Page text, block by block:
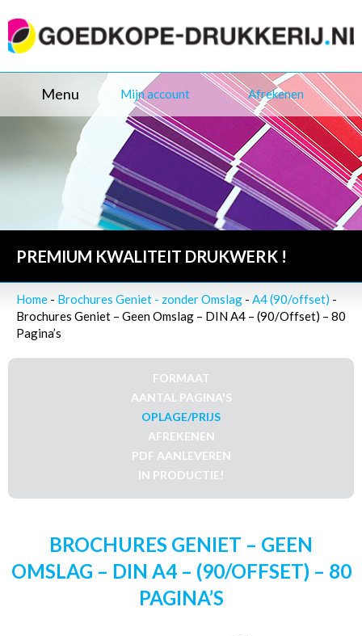
Menu Mijn account Afrekenen
PREMIUM KWALITEIT DRUKWERK !
Home - Brochures Geniet - zonder Omslag - A4 (90/offset) -
Brochures Geniet – Geen Omslag – DIN A4 – (90/Offset) – 80
Pagina’s
FORMAAT
AANTAL PAGINA'S
OPLAGE/PRIJS
AFREKENEN
PDF AANLEVEREN
IN PRODUCTIE!
BROCHURES GENIET – GEEN
OMSLAG – DIN A4 – (90/OFFSET) – 80
PAGINA’S